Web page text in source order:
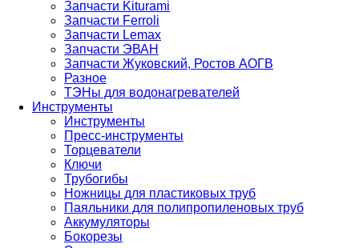
Запчасти Kiturami
Запчасти Ferroli
Запчасти Lemax
Запчасти ЭВАН
Запчасти Жуковский, Ростов АОГВ
Разное
ТЭНы для водонагревателей
Инструменты
Инструменты
Пресс-инструменты
Торцеватели
Ключи
Трубогибы
Ножницы для пластиковых труб
Паяльники для полипропиленовых труб
Аккумуляторы
Бокорезы